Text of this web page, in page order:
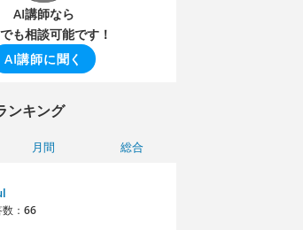
AI講師なら
も相談可能です！
AI講師に聞く
ンキング
月間 総合
： 66